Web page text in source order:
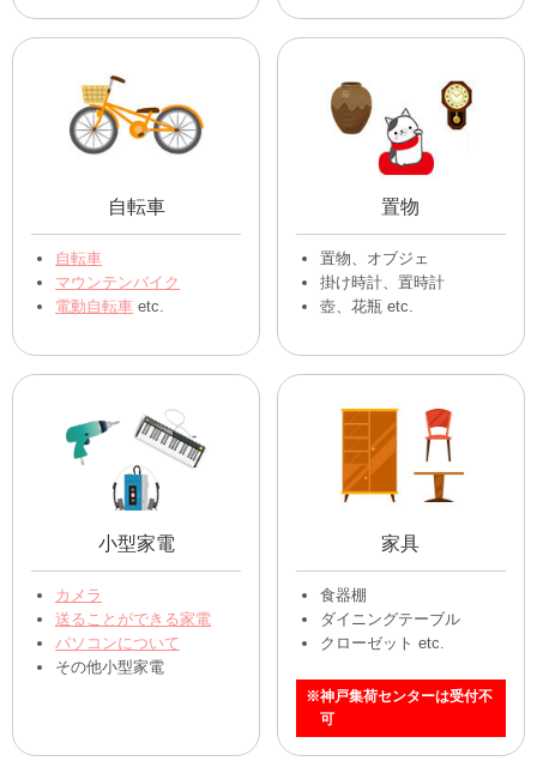
自転車
自転車
マウンテンバイク
電動自転車 etc.
置物
置物、オブジェ
掛け時計、置時計
壺、花瓶 etc.
小型家電
カメラ
送ることができる家電
パソコンについて
その他小型家電
家具
食器棚
ダイニングテーブル
クローゼット etc.
※神戸集荷センターは受付不
可